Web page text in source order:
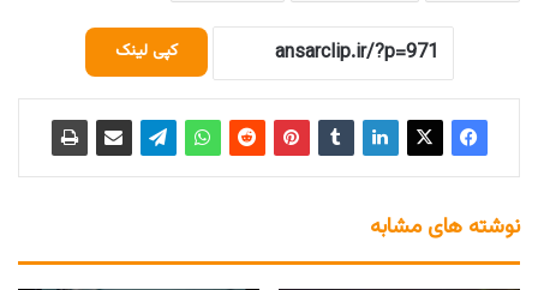
کپی لینک
نوشته های مشابه